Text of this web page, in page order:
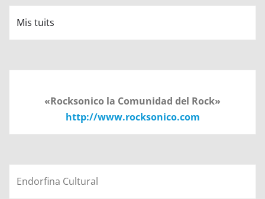
Mis tuits
«Rocksonico la Comunidad del Rock»
http://www.rocksonico.com
Endorfina Cultural